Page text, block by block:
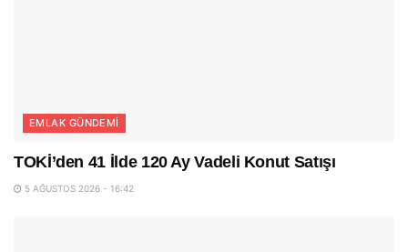
EMLAK GÜNDEMI
TOKİ’den 41 İlde 120 Ay Vadeli Konut Satışı
5 AĞUSTOS 2026 - 16:42